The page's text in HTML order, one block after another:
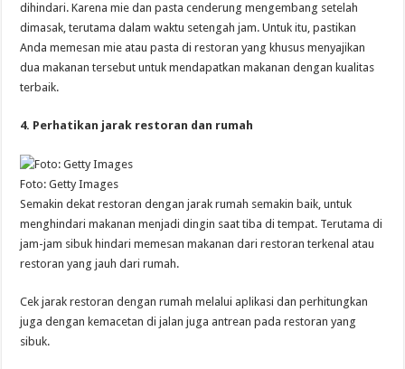
dihindari. Karena mie dan pasta cenderung mengembang setelah
dimasak, terutama dalam waktu setengah jam. Untuk itu, pastikan
Anda memesan mie atau pasta di restoran yang khusus menyajikan
dua makanan tersebut untuk mendapatkan makanan dengan kualitas
terbaik.
4. Perhatikan jarak restoran dan rumah
Foto: Getty Images
Semakin dekat restoran dengan jarak rumah semakin baik, untuk
menghindari makanan menjadi dingin saat tiba di tempat. Terutama di
jam-jam sibuk hindari memesan makanan dari restoran terkenal atau
restoran yang jauh dari rumah.
Cek jarak restoran dengan rumah melalui aplikasi dan perhitungkan
juga dengan kemacetan di jalan juga antrean pada restoran yang
sibuk.